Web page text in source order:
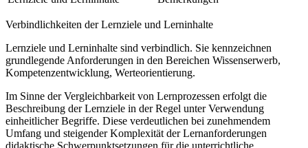
Verbindlichkeiten der Lernziele und Lerninhalte
Lernziele und Lerninhalte sind verbindlich. Sie kennzeichnen
grundlegende Anforderungen in den Bereichen Wissenserwerb,
Kompetenzentwicklung, Werteorientierung.
Im Sinne der Vergleichbarkeit von Lernprozessen erfolgt die
Beschreibung der Lernziele in der Regel unter Verwendung
einheitlicher Begriffe. Diese verdeutlichen bei zunehmendem
Umfang und steigender Komplexität der Lernanforderungen